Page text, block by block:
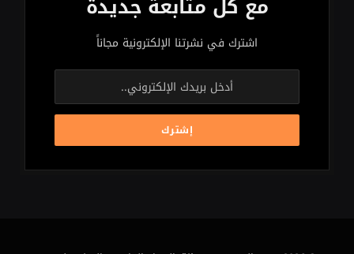
مع كل متابعة جديدة
اشترك في نشرتنا الإلكترونية مجاناً